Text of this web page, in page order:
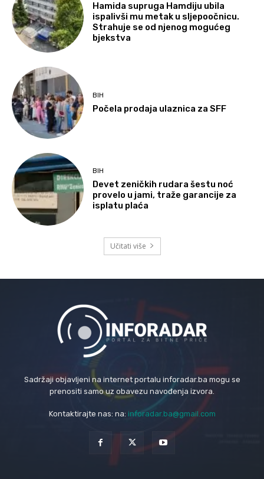
Hamida supruga Hamdiju ubila
ispalivši mu metak u sljepoočnicu.
Strahuje se od njenog mogućeg
bjekstva
BIH
Počela prodaja ulaznica za SFF
BIH
Devet zeničkih rudara šestu noć
provelo u jami, traže garancije za
isplatu plaća
Učitati više
Sadržaji objavljeni na internet portalu inforadar.ba mogu se
prenositi samo uz obavezu navođenja izvora.
Kontaktirajte nas: na: inforadar.ba@gmail.com